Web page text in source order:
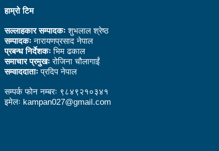
बोगटीको स्मृतिमा रक्तदान कार्यक्रम
पब्लिक स्पिच नेपालको विजेता बने दैलेखका दिल बहादुर
संविधानको रक्षा र कार्यान्वयनमा जनताको खबरदारी आवश्यकः
प्रचण्ड
माओवादीमा जनपरिचालनका कार्यक्रमको तयारीः तीन
आयोगको बैठक सकियो
हाम्रो टिम
सल्लाहकार सम्पादकःशुभलाल श्रेष्ठ
सम्पादकःनारायणप्रसाद नेपाल
प्रबन्ध निर्देशकःभिम ढकाल
समाचार प्रमुखःरोजिना चौलागाईं
सम्वाददाताःप्रदिप नेपाल
सम्पर्क फोन नम्बरः ९८४९२१०३४१
इमेलः kampan027@gmail.com